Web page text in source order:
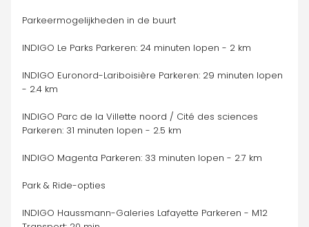
Parkeermogelijkheden in de buurt
INDIGO Le Parks Parkeren: 24 minuten lopen - 2 km
INDIGO Euronord-Lariboisière Parkeren: 29 minuten lopen
- 2.4 km
INDIGO Parc de la Villette noord / Cité des sciences
Parkeren: 31 minuten lopen - 2.5 km
INDIGO Magenta Parkeren: 33 minuten lopen - 2.7 km
Park & Ride-opties
INDIGO Haussmann-Galeries Lafayette Parkeren - M12